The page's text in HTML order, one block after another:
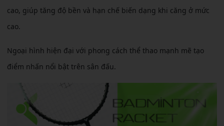
cao, giúp tăng độ bền và hạn chế biến dạng khi căng ở mức
cao.
Ngoại hình hiện đại với phong cách thể thao mạnh mẽ tạo
điểm nhấn nổi bật trên sân đấu.